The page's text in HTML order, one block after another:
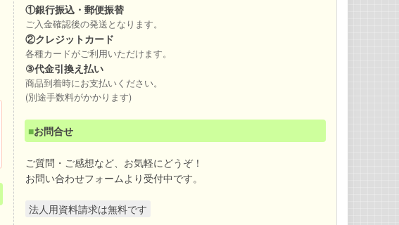
①銀行振込・郵便振替
ご入金確認後の発送となります。
②クレジットカード
各種カードがご利用いただけます。
③代金引換え払い
商品到着時にお支払いください。
(別途手数料がかかります)
■お問合せ
ご質問・ご感想など、お気軽にどうぞ！
お問い合わせフォームより受付中です。
法人用資料請求は無料です